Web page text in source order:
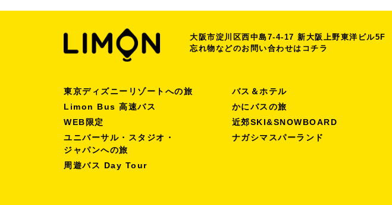
大阪市淀川区西中島7-4-17 新大阪上野東洋ビル5F
忘れ物などのお問い合わせは コチラ
東京ディズニーリゾートへの旅
Limon Bus 高速バス
WEB限定
ユニバーサル・スタジオ・
ジャパンへの旅
周遊バス Day Tour
バス＆ホテル
かにバスの旅
近郊SKI&SNOWBOARD
ナガシマスパーランド